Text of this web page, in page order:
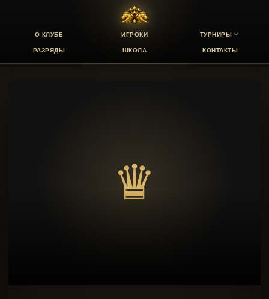
О КЛУБЕ ИГРОКИ ТУРНИРЫ
РАЗРЯДЫ ШКОЛА КОНТАКТЫ
♛